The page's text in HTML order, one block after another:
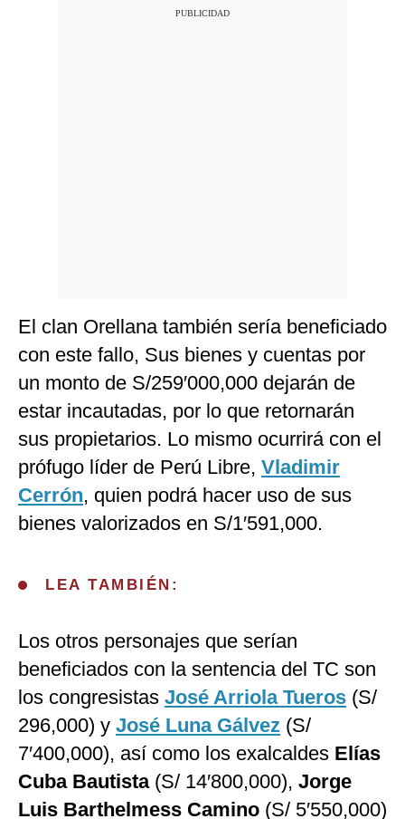
El clan Orellana también sería beneficiado
con este fallo, Sus bienes y cuentas por
un monto de S/259′000,000 dejarán de
estar incautadas, por lo que retornarán
sus propietarios. Lo mismo ocurrirá con el
prófugo líder de Perú Libre, Vladimir
Cerrón, quien podrá hacer uso de sus
bienes valorizados en S/1′591,000.
LEA TAMBIÉN:
Los otros personajes que serían
beneficiados con la sentencia del TC son
los congresistas José Arriola Tueros (S/
296,000) y José Luna Gálvez (S/
7′400,000), así como los exalcaldes Elías
Cuba Bautista(S/ 14′800,000), Jorge
Luis Barthelmess Camino (S/ 5′550,000)